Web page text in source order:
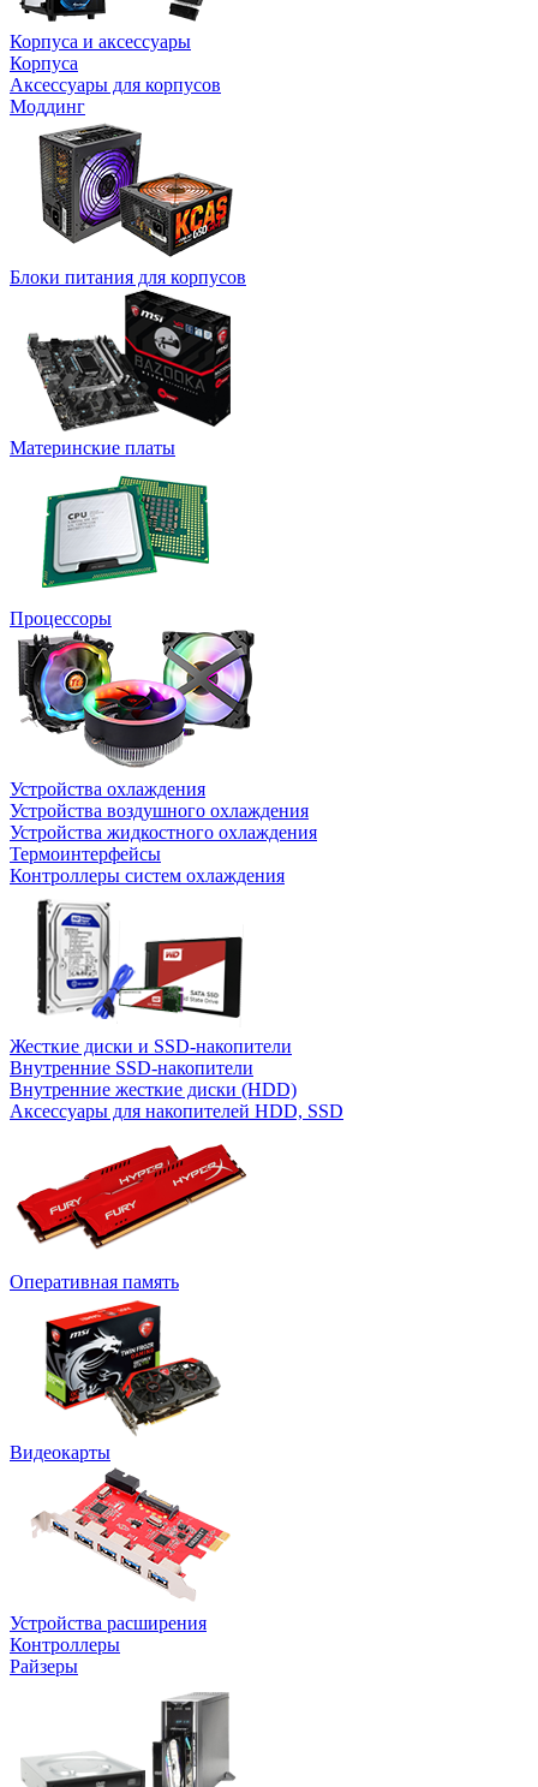
Корпуса и аксессуары
Корпуса
Аксессуары для корпусов
Моддинг
Блоки питания для корпусов
Материнские платы
Процессоры
Устройства охлаждения
Устройства воздушного охлаждения
Устройства жидкостного охлаждения
Термоинтерфейсы
Контроллеры систем охлаждения
Жесткие диски и SSD-накопители
Внутренние SSD-накопители
Внутренние жесткие диски (HDD)
Аксессуары для накопителей HDD, SSD
Оперативная память
Видеокарты
Устройства расширения
Контроллеры
Райзеры